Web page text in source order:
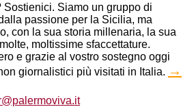
Siamo un gruppo di
passione per la Sicilia, ma
con la sua storia millenaria, la sua
moltissime sfaccettature.
e grazie al vostro sostegno oggi
giornalistici più visitati in Italia. →